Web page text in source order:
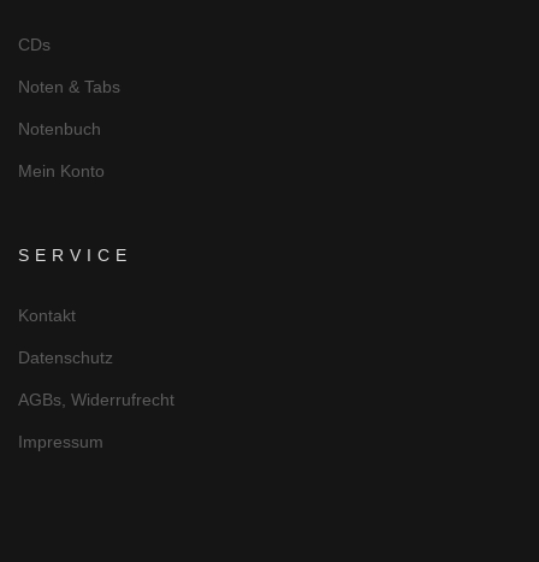
CDs
Noten & Tabs
Notenbuch
Mein Konto
SERVICE
Kontakt
Datenschutz
AGBs, Widerrufrecht
Impressum